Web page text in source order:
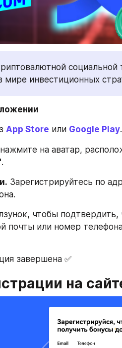
социальной
инвестиционных
App Store или Google Play.
на аватар,
.
Зарегистрируйтесь по
чтобы подтвердить,
почты или номер
завершена ✅
на